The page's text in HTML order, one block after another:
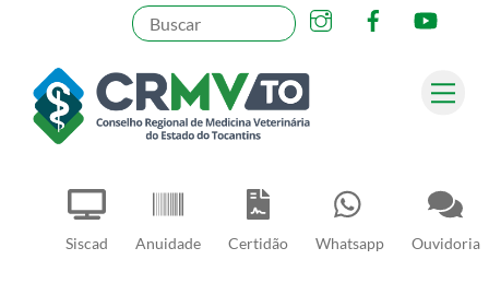
content
Siscad Anuidade Certidão Whatsapp Ouvidoria
InstagramFacebook
Pesquisar